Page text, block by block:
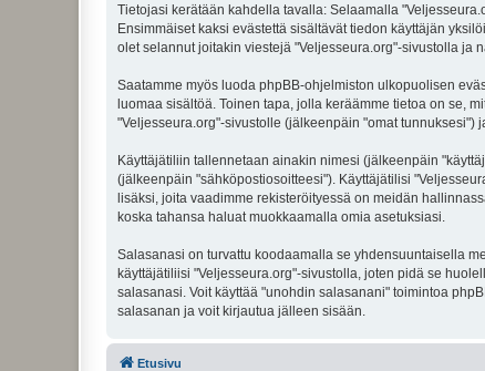
Tietojasi kerätään kahdella tavalla: Selaamalla
Ensimmäiset kaksi evästettä sisältävät tiedon käyttäjän
olet selannut joitakin viestejä "Veljesseura.org"-sivustolla ja
Saatamme myös luoda phpBB-ohjelmiston ulkopuolisen
luomaa sisältöä. Toinen tapa, jolla keräämme tietoa on se,
"Veljesseura.org"-sivustolle (jälkeenpäin "omat tunnuksesi")
Käyttäjätiliin tallennetaan ainakin nimesi (jälkeenpäin
(jälkeenpäin "sähköpostiosoitteesi"). Käyttäjätilisi
lisäksi, joita vaadimme rekisteröityessä on meidän
koska tahansa haluat muokkaamalla omia asetuksiasi.
Salasanasi on turvattu koodaamalla se yhdensuuntaisella
käyttäjätiliisi "Veljesseura.org"-sivustolla, joten pidä se
salasanasi. Voit käyttää "unohdin salasanani" toimintoa
salasanan ja voit kirjautua jälleen sisään.
Etusivu